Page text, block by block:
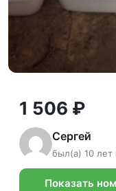
1 506 ₽
Сергей
был(а) 10 лет
Показать